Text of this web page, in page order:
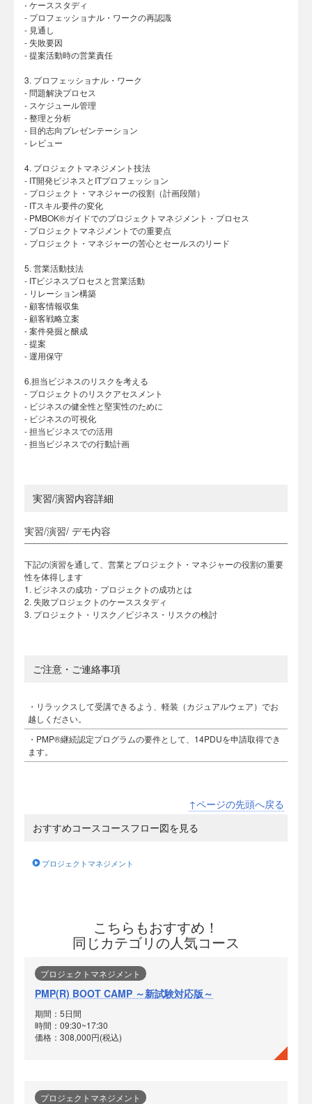
- ケーススタディ
- プロフェッショナル・ワークの再認識
- 見通し
- 失敗要因
- 提案活動時の営業責任
3. プロフェッショナル・ワーク
- 問題解決プロセス
- スケジュール管理
- 整理と分析
- 目的志向プレゼンテーション
- レビュー
4. プロジェクトマネジメント技法
- IT開発ビジネスとITプロフェッション
- プロジェクト・マネジャーの役割（計画段階）
- ITスキル要件の変化
- PMBOK®ガイドでのプロジェクトマネジメント・プロセス
- プロジェクトマネジメントでの重要点
- プロジェクト・マネジャーの苦心とセールスのリード
5. 営業活動技法
- ITビジネスプロセスと営業活動
- リレーション構築
- 顧客情報収集
- 顧客戦略立案
- 案件発掘と醸成
- 提案
- 運用保守
6.担当ビジネスのリスクを考える
- プロジェクトのリスクアセスメント
- ビジネスの健全性と堅実性のために
- ビジネスの可視化
- 担当ビジネスでの活用
- 担当ビジネスでの行動計画
実習/演習内容詳細
実習/演習/ デモ内容
下記の演習を通して、営業とプロジェクト・マネジャーの役割の重要
性を体得します
1. ビジネスの成功・プロジェクトの成功とは
2. 失敗プロジェクトのケーススタディ
3. プロジェクト・リスク／ビジネス・リスクの検討
ご注意・ご連絡事項
・リラックスして受講できるよう、軽装（カジュアルウェア）でお
越しください。
・PMP®継続認定プログラムの要件として、14PDUを申請取得でき
ます。
↑ページの先頭へ戻る
おすすめコースコースフロー図を見る
プロジェクトマネジメント
こちらもおすすめ！
同じカテゴリの人気コース
プロジェクトマネジメント
PMP(R) BOOT CAMP ～新試験対応版～
期間：5日間
時間：09:30~17:30
価格：308,000円(税込)
プロジェクトマネジメント